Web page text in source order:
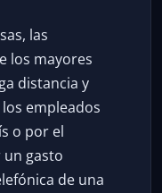
las
los mayores
distancia y
empleados
o por el
gasto
de una